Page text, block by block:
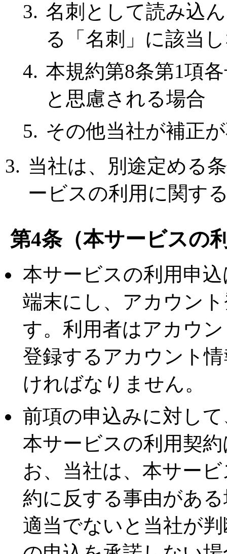
名刺として読み込
る「名刺」に該当
本規約第8条第1項
と思慮される場合
その他当社が補正
当社は、別途定める
ービスの利用に関す
第4条（本サービスの
本サービスの利用申
端末にし、アカウン
す。利用者はアカウ
登録するアカウント
ければなりません。
前項の申込みに対し
本サービスの利用契
お、当社は、本サー
約に反する事由があ
適当でないと当社が